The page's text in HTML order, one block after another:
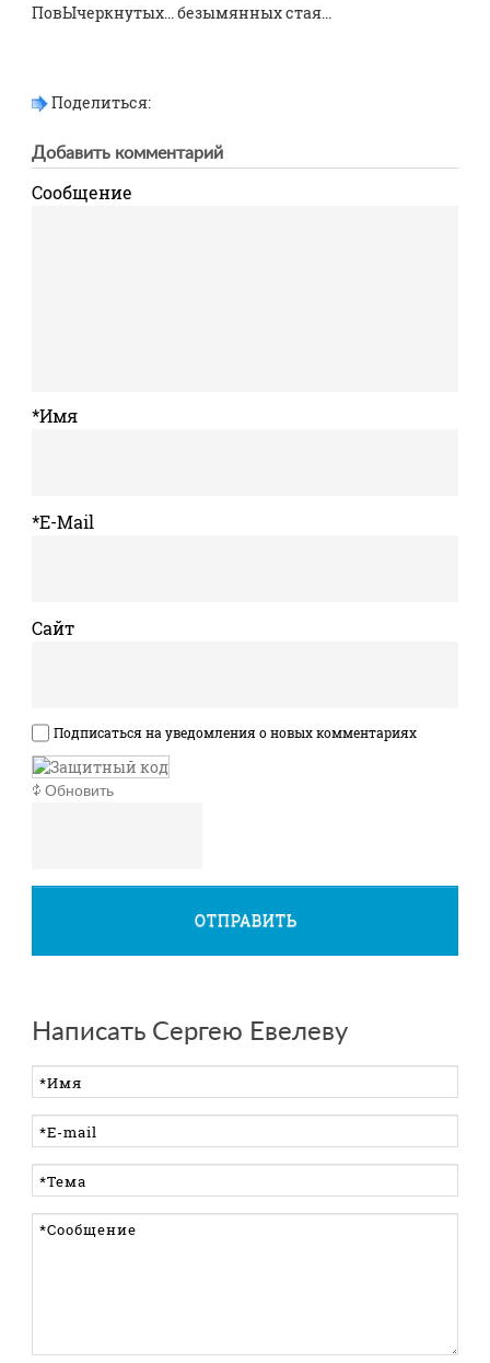
ПовЫчеркнутых... безымянных стая...
Поделиться:
Добавить комментарий
Сообщение
*Имя
*E-Mail
Сайт
Подписаться на уведомления о новых комментариях
Обновить
ОТПРАВИТЬ
Написать Сергею Евелеву